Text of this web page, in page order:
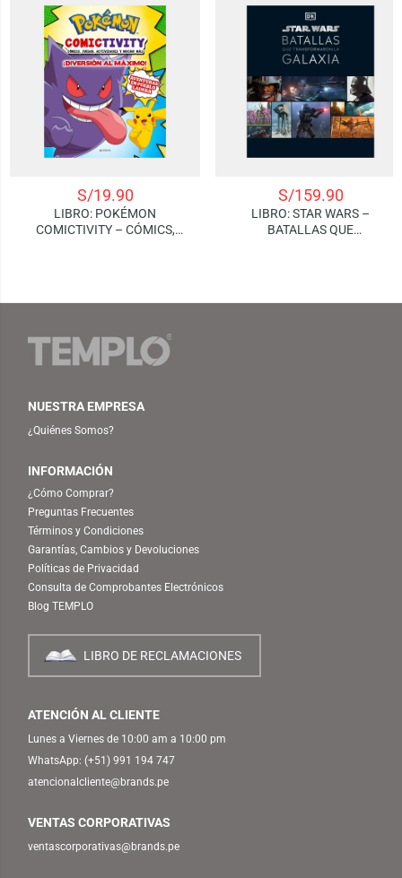
S/19.90
LIBRO: POKÉMON
COMICTIVITY – CÓMICS,
S/159.90
LIBRO: STAR WARS –
BATALLAS QUE
NUESTRA EMPRESA
¿Quiénes Somos?
INFORMACIÓN
¿Cómo Comprar?
Preguntas Frecuentes
Términos y Condiciones
Garantías, Cambios y Devoluciones
Políticas de Privacidad
Consulta de Comprobantes Electrónicos
Blog TEMPLO
LIBRO DE RECLAMACIONES
ATENCIÓN AL CLIENTE
Lunes a Viernes de 10:00 am a 10:00 pm
WhatsApp: (+51) 991 194 747
atencionalcliente@brands.pe
VENTAS CORPORATIVAS
ventascorporativas@brands.pe